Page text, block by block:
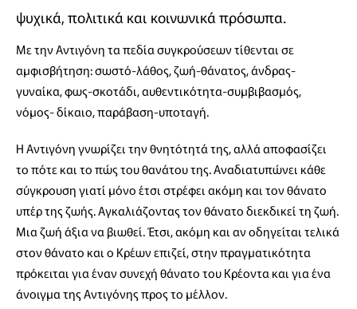
ψυχικά, πολιτικά και κοινωνικά πρόσωπα.
Με την Αντιγόνη τα πεδία συγκρούσεων τίθενται σε
αμφισβήτηση: σωστό-λάθος, ζωή-θάνατος, άνδρας-
γυναίκα, φως-σκοτάδι, αυθεντικότητα-συμβιβασμός,
νόμος- δίκαιο, παράβαση-υποταγή.
Η Αντιγόνη γνωρίζει την θνητότητά της, αλλά αποφασίζει
το πότε και το πώς του θανάτου της. Αναδιατυπώνει κάθε
σύγκρουση γιατί μόνο έτσι στρέφει ακόμη και τον θάνατο
υπέρ της ζωής. Αγκαλιάζοντας τον θάνατο διεκδικεί τη ζωή.
Μια ζωή άξια να βιωθεί. Έτσι, ακόμη και αν οδηγείται τελικά
στον θάνατο και ο Κρέων επιζεί, στην πραγματικότητα
πρόκειται για έναν συνεχή θάνατο του Κρέοντα και για ένα
άνοιγμα της Αντιγόνης προς το μέλλον.